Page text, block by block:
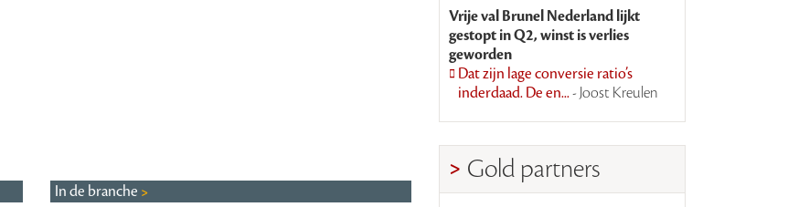
In de branche
Vrije val Brunel Nederland lijkt
gestopt in Q2, winst is verlies
geworden
Dat zijn lage conversie ratio’s
inderdaad. De en...- Joost Kreulen
Gold partners